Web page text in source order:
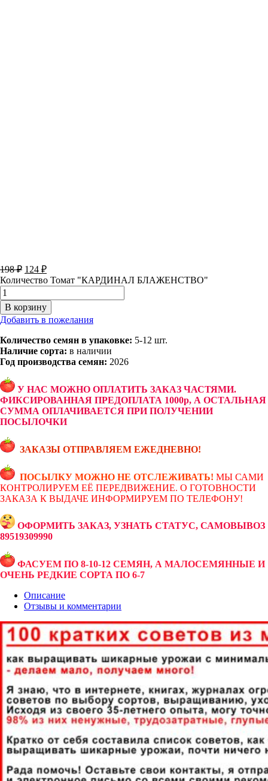
198₽ 124 ₽
Количество Томат "КАРДИНАЛ БЛАЖЕНСТВО"
В корзину
Добавить в пожелания
Количество семян в упаковке: 5-12 шт.
Наличие сорта: в наличии
Год производства семян: 2026
У НАС МОЖНО ОПЛАТИТЬ ЗАКАЗ ЧАСТЯМИ.
ФИКСИРОВАННАЯ ПРЕДОПЛАТА 1000р, А ОСТАЛЬНАЯ
СУММА ОПЛАЧИВАЕТСЯ ПРИ ПОЛУЧЕНИИ
ПОСЫЛОЧКИ
ЗАКАЗЫ ОТПРАВЛЯЕМ ЕЖЕДНЕВНО!
ПОСЫЛКУ МОЖНО НЕ ОТСЛЕЖИВАТЬ! МЫ САМИ
КОНТРОЛИРУЕМ ЕЁ ПЕРЕДВИЖЕНИЕ. О ГОТОВНОСТИ
ЗАКАЗА К ВЫДАЧЕ ИНФОРМИРУЕМ ПО ТЕЛЕФОНУ!
ОФОРМИТЬ ЗАКАЗ, УЗНАТЬ СТАТУС, САМОВЫВОЗ
89519309990
ФАСУЕМ ПО 8-10-12 СЕМЯН, А МАЛОСЕМЯННЫЕ И
ОЧЕНЬ РЕДКИЕ СОРТА ПО 6-7
Описание
Отзывы и комментарии